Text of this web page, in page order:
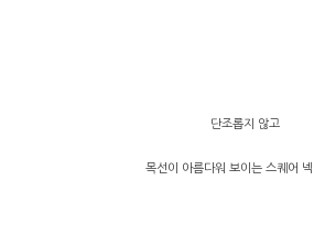
단조롭지 않고
목선이 아름다워 보이는 스퀘어